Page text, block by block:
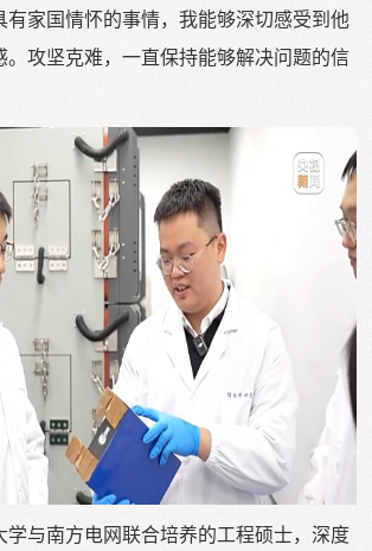
有家国情怀的事情，我能够深切感受到他
。攻坚克难，一直保持能够解决问题的信
学与南方电网联合培养的工程硕士，深度